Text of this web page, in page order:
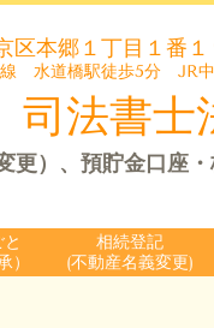
区本郷１丁目１番
線 水道橋駅徒歩5分 JR
司法書士
更）、預貯金口座
）
相続登記
(不動産名義変更)